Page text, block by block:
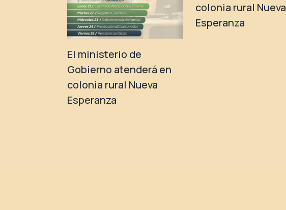
El ministerio de
Gobierno atenderá en
colonia rural Nueva
Esperanza
colonia rural Nueva
Esperanza